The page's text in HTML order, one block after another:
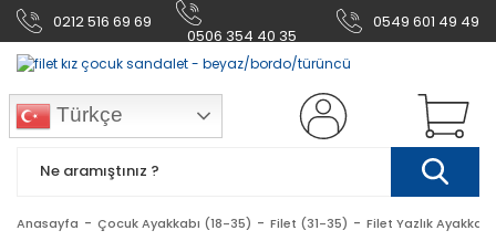
0212 516 69 69
0506 354 40 35
0549 601 49 49
Türkçe
Anasayfa Çocuk Ayakkabı (18-35) Filet (31-35) Filet Yazlık Ayakkabı